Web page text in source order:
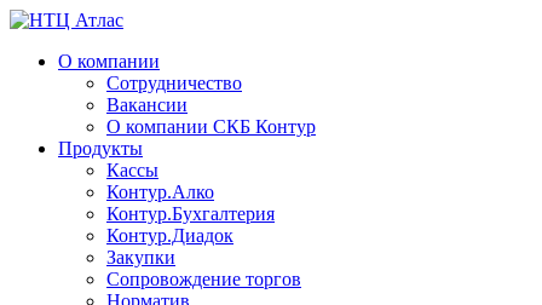
О компании
Сотрудничество
Вакансии
О компании СКБ Контур
Продукты
Кассы
Контур.Алко
Контур.Бухгалтерия
Контур.Диадок
Закупки
Сопровождение торгов
Норматив